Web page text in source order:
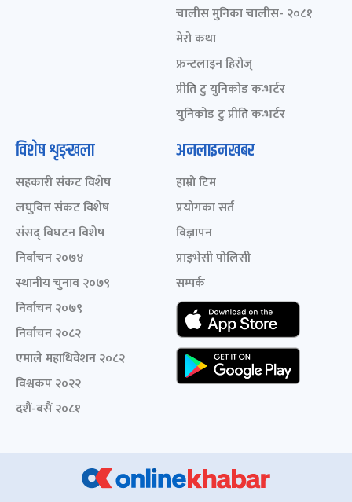
चालीस मुनिका चालीस- २०८१
मेरो कथा
फ्रन्टलाइन हिरोज्
प्रीति टु युनिकोड कन्भर्टर
युनिकोड टु प्रीति कन्भर्टर
विशेष शृङ्खला
सहकारी संकट विशेष
लघुवित्त संकट विशेष
संसद् विघटन विशेष
निर्वाचन २०७४
स्थानीय चुनाव २०७९
निर्वाचन २०७९
निर्वाचन २०८२
एमाले महाधिवेशन २०८२
विश्वकप २०२२
दशैं-बसैं २०८१
अनलाइनखबर
हाम्रो टिम
प्रयोगका सर्त
विज्ञापन
प्राइभेसी पोलिसी
सम्पर्क